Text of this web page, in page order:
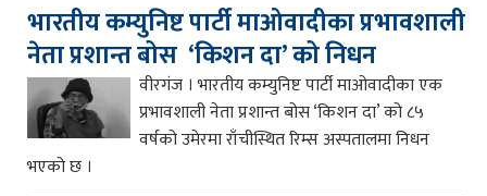
भारतीय कम्युनिष्ट पार्टी माओवादीका प्रभावशाली
नेता प्रशान्त बोस ‘किशन दा’ को निधन
वीरगंज । भारतीय कम्युनिष्ट पार्टी माओवादीका एक
प्रभावशाली नेता प्रशान्त बोस ‘किशन दा’ को ८५
वर्षको उमेरमा राँचीस्थित रिम्स अस्पतालमा निधन
भएको छ ।